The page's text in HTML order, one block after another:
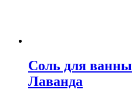
Соль для
Лаванда